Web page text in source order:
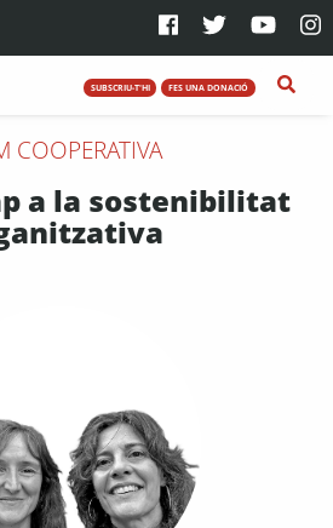
SUBSCRIU-T'HI FES UNA DONACIÓ
COOPERATIVA
a la sostenibilitat